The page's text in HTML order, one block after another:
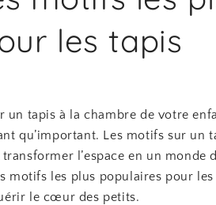
les tapis
un tapis à la chambre de votre
qu’important. Les motifs sur un
l’espace en un monde
motifs les plus populaires pour les
le cœur des petits.